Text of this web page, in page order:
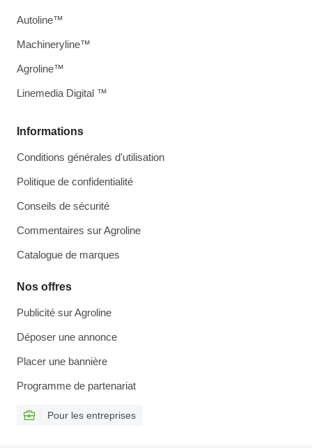
Informations
Conditions générales d'utilisation
Politique de confidentialité
Conseils de sécurité
Commentaires sur Agroline
Catalogue de marques
Nos offres
Publicité sur Agroline
Déposer une annonce
Placer une bannière
Programme de partenariat
Pour les entreprises
Autoline™
Machineryline™
Agroline™
Linemedia Digital ™